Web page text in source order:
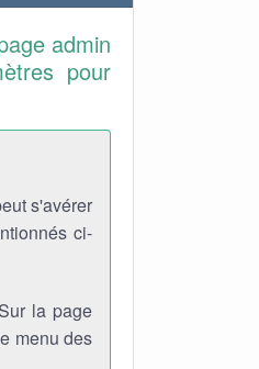
admin
pour
s'avérer
ci-
la page
menu des